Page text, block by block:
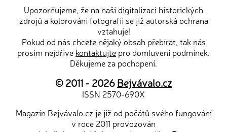
Upozorňujeme, že na naši digitalizaci historických
zdrojů a kolorování fotografií se již autorská ochrana
vztahuje!
Pokud od nás chcete nějaký obsah přebírat, tak nás
prosím nejdříve kontaktujte pro domluvení podmínek.
Děkujeme za pochopení.
© 2011 - 2026Bejvávalo.cz
ISSN 2570-690X
Magazín Bejvávalo.cz je již od počátů svého fungování
v roce 2011 provozován